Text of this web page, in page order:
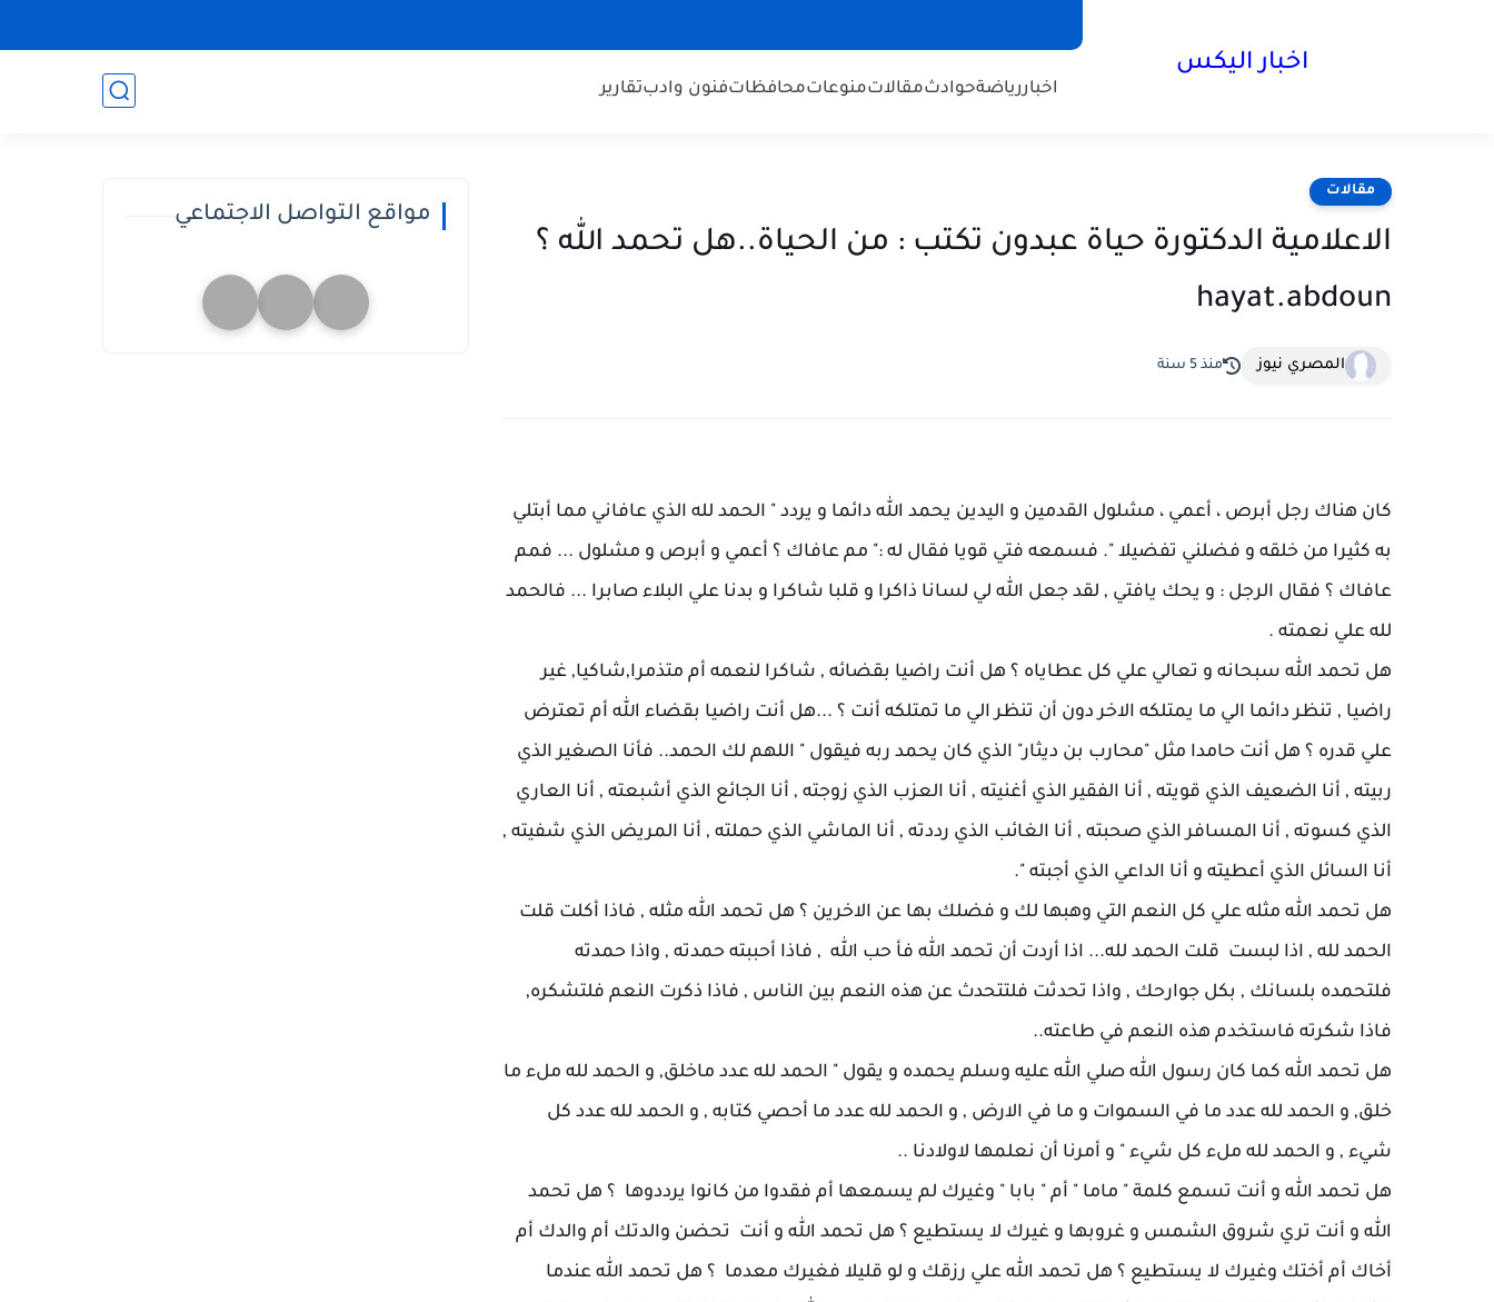
اخبار اليكس
اخباررياضةحوادثمقالاتمنوعاتمحافظاتفنون وادبتقارير
مقالات
الاعلامية الدكتورة حياة عبدون تكتب : من الحياة..هل تحمد الله ؟
المصري نيوز منذ 5 سنة
كان هناك رجل أبرص ، أعمي ، مشلول القدمين و اليدين يحمد الله دائما و يردد " الحمد لله الذي عافاني مما أبتلي
به كثيرا من خلقه و فضلني تفضيلا ". فسمعه فتي قويا فقال له :" مم عافاك ؟ أعمي و أبرص و مشلول ... فمم
عافاك ؟ فقال الرجل : و يحك يافتي , لقد جعل الله لي لسانا ذاكرا و قلبا شاكرا و بدنا علي البلاء صابرا ... فالحمد
لله علي نعمته .
هل تحمد الله سبحانه و تعالي علي كل عطاياه ؟ هل أنت راضيا بقضائه , شاكرا لنعمه أم متذمرا,شاكيا, غير
راضيا , تنظر دائما الي ما يمتلكه الاخر دون أن تنظر الي ما تمتلكه أنت ؟ ...هل أنت راضيا بقضاء الله أم تعترض
علي قدره ؟ هل أنت حامدا مثل "محارب بن ديثار" الذي كان يحمد ربه فيقول " اللهم لك الحمد.. فأنا الصغير الذي
ربيته , أنا الضعيف الذي قويته , أنا الفقير الذي أغنيته , أنا العزب الذي زوجته , أنا الجائع الذي أشبعته , أنا العاري
الذي كسوته , أنا المسافر الذي صحبته , أنا الغائب الذي رددته , أنا الماشي الذي حملته , أنا المريض الذي شفيته ,
أنا السائل الذي أعطيته و أنا الداعي الذي أجبته ".
هل تحمد الله مثله علي كل النعم التي وهبها لك و فضلك بها عن الاخرين ؟ هل تحمد الله مثله , فاذا أكلت قلت
الحمد لله , اذا لبست قلت الحمد لله... اذا أردت أن تحمد الله فأ حب الله , فاذا أحببته حمدته , واذا حمدته
فلتحمده بلسانك , بكل جوارحك , واذا تحدثت فلتتحدث عن هذه النعم بين الناس , فاذا ذكرت النعم فلتشكره,
فاذا شكرته فاستخدم هذه النعم في طاعته..
هل تحمد الله كما كان رسول الله صلي الله عليه وسلم يحمده و يقول " الحمد لله عدد ماخلق, و الحمد لله ملء ما
خلق, و الحمد لله عدد ما في السموات و ما في الارض , و الحمد لله عدد ما أحصي كتابه , و الحمد لله عدد كل
شيء , و الحمد لله ملء كل شيء " و أمرنا أن نعلمها لاولادنا ..
هل تحمد الله و أنت تسمع كلمة " ماما " أم " بابا " وغيرك لم يسمعها أم فقدوا من كانوا يرددوها ؟ هل تحمد
الله و أنت تري شروق الشمس و غروبها و غيرك لا يستطيع ؟ هل تحمد الله و أنت تحضن والدتك أم والدك أم
أخاك أم أختك وغيرك لا يستطيع ؟ هل تحمد الله علي رزقك و لو قليلا فغيرك معدما ؟ هل تحمد الله عندما
مواقع التواصل الاجتماعي